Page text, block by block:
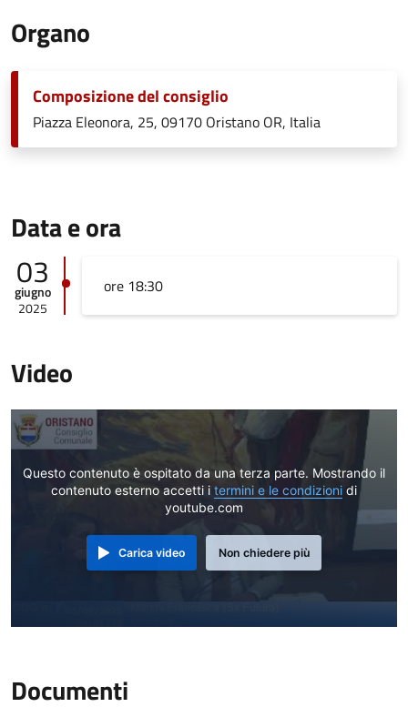
Organo
Composizione del consiglio
Piazza Eleonora, 25, 09170 Oristano OR, Italia
Data e ora
03
giugno
2025
ore 18:30
Video
Questo contenuto è ospitato da una terza parte. Mostrando il
contenuto esterno accetti i termini e le condizioni di
youtube.com
Carica video Non chiedere più
Documenti